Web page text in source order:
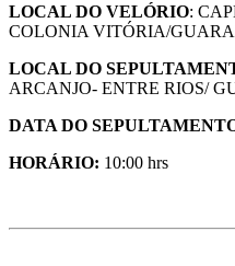
LOCAL DO VELÓRIO:
COLONIA VITÓRIA/
LOCAL DO
ARCANJO- ENTRE RIOS/
DATA DO
HORÁRIO: 10:00 hrs